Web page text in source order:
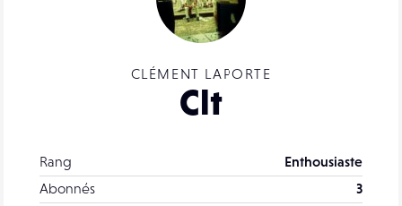
CLÉMENT LAPORTE
Clt
Rang
Enthousiaste
Abonnés
3